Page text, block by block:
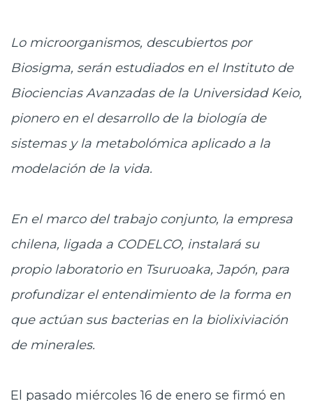
Lo microorganismos, descubiertos por
Biosigma, serán estudiados en el Instituto de
Biociencias Avanzadas de la Universidad Keio,
pionero en el desarrollo de la biología de
sistemas y la metabolómica aplicado a la
modelación de la vida.
En el marco del trabajo conjunto, la empresa
chilena, ligada a CODELCO, instalará su
propio laboratorio en Tsuruoaka, Japón, para
profundizar el entendimiento de la forma en
que actúan sus bacterias en la biolixiviación
de minerales.
El pasado miércoles 16 de enero se firmó en